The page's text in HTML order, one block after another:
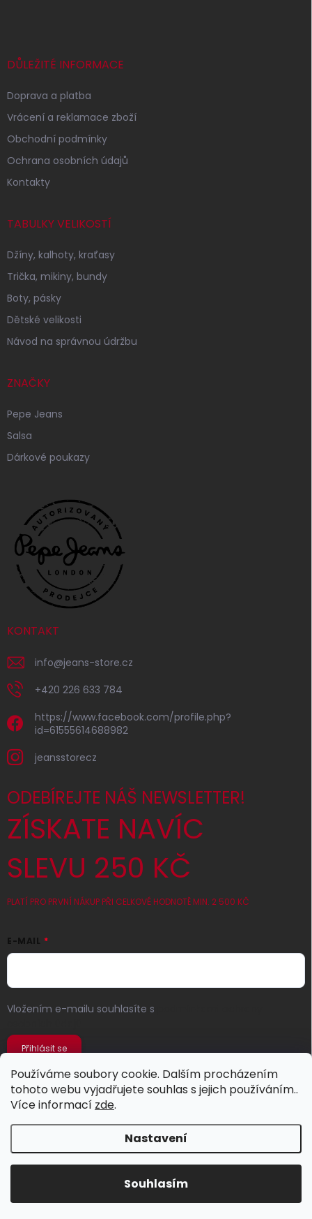
Používáme soubory cookie. Dalším procházením
tohoto webu vyjadřujete souhlas s jejich používáním..
Více informací zde.
Nastavení
Souhlasím
DŮLEŽITÉ INFORMACE
Doprava a platba
Vrácení a reklamace zboží
Obchodní podmínky
Ochrana osobních údajů
Kontakty
TABULKY VELIKOSTÍ
Džíny, kalhoty, kraťasy
Trička, mikiny, bundy
Boty, pásky
Dětské velikosti
Návod na správnou údržbu
ZNAČKY
Pepe Jeans
Salsa
Dárkové poukazy
KONTAKT
info@jeans-store.cz
+420 226 633 784
https://www.facebook.com/profile.php?
id=61555614688982
jeansstorecz
ODEBÍREJTE NÁŠ NEWSLETTER!
ZÍSKATE NAVÍC
SLEVU 250 KČ
PLATÍ PRO PRVNÍ NÁKUP PŘI CELKOVÉ HODNOTĚ MIN. 2 500 KČ
E-MAIL
Vložením e-mailu souhlasíte s
Přihlásit se
Jeans Store. Všechna práva vyhrazena.